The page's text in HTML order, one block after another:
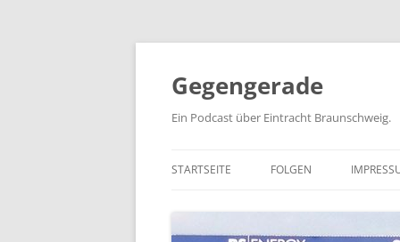
Zum
Gegengerade
Ein Podcast über Eintracht Braunschweig.
STARTSEITE FOLGEN